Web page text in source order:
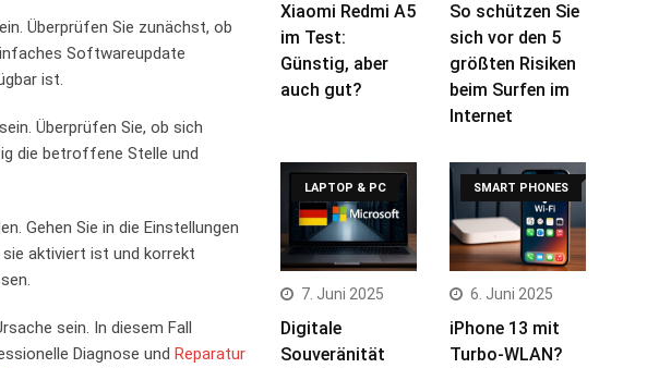
Überprüfen Sie zunächst, ob
Softwareupdate
ist.
Überprüfen Sie, ob sich
die betroffene Stelle und
Gehen Sie in die Einstellungen
sie aktiviert ist und korrekt
sein. In diesem Fall
Diagnose und Reparatur
Xiaomi Redmi A5
im Test:
Günstig, aber
auch gut?
So schützen Sie
sich vor den 5
größten Risiken
beim Surfen im
Internet
LAPTOP & PC
7. Juni 2025
Digitale
Souveränität
SMART PHONES
6. Juni 2025
iPhone 13 mit
Turbo-WLAN?